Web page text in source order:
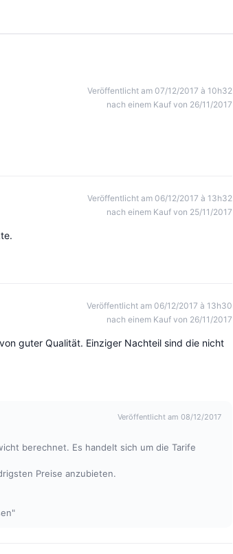
Veröffentlicht am 07/12/2017 à 10h32
nach einem Kauf von 26/11/2017
Veröffentlicht am 06/12/2017 à 13h32
nach einem Kauf von 25/11/2017
Veröffentlicht am 06/12/2017 à 13h30
nach einem Kauf von 26/11/2017
guter Qualität. Einziger Nachteil sind die nicht
Veröffentlicht am 08/12/2017
berechnet. Es handelt sich um die Tarife
Preise anzubieten.